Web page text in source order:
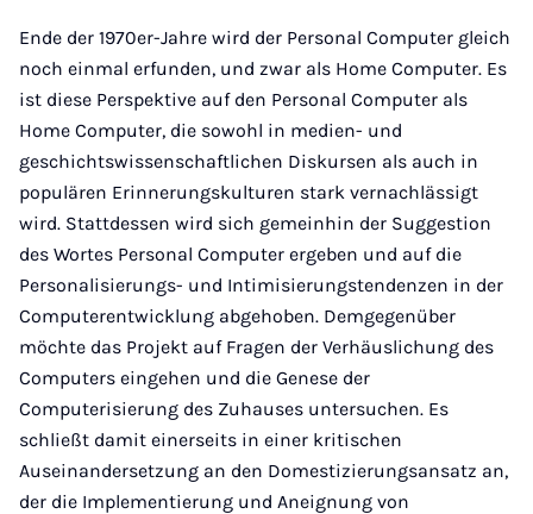
Ende der 1970er-Jahre wird der Personal Computer gleich
noch einmal erfunden, und zwar als Home Computer. Es
ist diese Perspektive auf den Personal Computer als
Home Computer, die sowohl in medien- und
geschichtswissenschaftlichen Diskursen als auch in
populären Erinnerungskulturen stark vernachlässigt
wird. Stattdessen wird sich gemeinhin der Suggestion
des Wortes Personal Computer ergeben und auf die
Personalisierungs- und Intimisierungstendenzen in der
Computerentwicklung abgehoben. Demgegenüber
möchte das Projekt auf Fragen der Verhäuslichung des
Computers eingehen und die Genese der
Computerisierung des Zuhauses untersuchen. Es
schließt damit einerseits in einer kritischen
Auseinandersetzung an den Domestizierungsansatz an,
der die Implementierung und Aneignung von